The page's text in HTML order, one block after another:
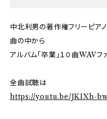
中北利男の著作権フリーピア
曲の中から
アルバム「卒業」１０曲WAVフ
全曲試聴は
https://youtu.be/JKIXh-